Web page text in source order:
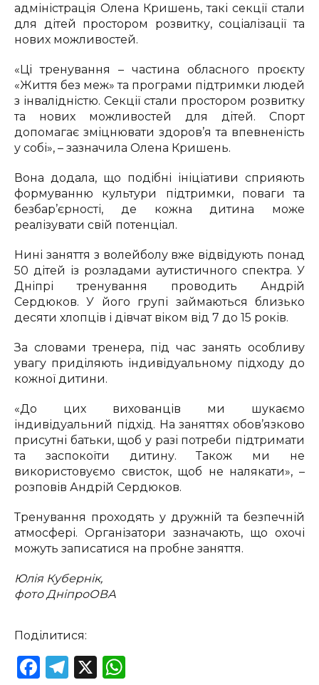
адміністрація Олена Кришень, такі секції стали
для дітей простором розвитку, соціалізації та
нових можливостей.
«Ці тренування – частина обласного проєкту
«Життя без меж» та програми підтримки людей
з інвалідністю. Секції стали простором розвитку
та нових можливостей для дітей. Спорт
допомагає зміцнювати здоров’я та впевненість
у собі», – зазначила Олена Кришень.
Вона додала, що подібні ініціативи сприяють
формуванню культури підтримки, поваги та
безбар’єрності, де кожна дитина може
реалізувати свій потенціал.
Нині заняття з волейболу вже відвідують понад
50 дітей із розладами аутистичного спектра. У
Дніпрі тренування проводить Андрій
Сердюков. У його групі займаються близько
десяти хлопців і дівчат віком від 7 до 15 років.
За словами тренера, під час занять особливу
увагу приділяють індивідуальному підходу до
кожної дитини.
«До цих вихованців ми шукаємо
індивідуальний підхід. На заняттях обов’язково
присутні батьки, щоб у разі потреби підтримати
та заспокоїти дитину. Також ми не
використовуємо свисток, щоб не налякати», –
розповів Андрій Сердюков.
Тренування проходять у дружній та безпечній
атмосфері. Організатори зазначають, що охочі
можуть записатися на пробне заняття.
Юлія Кубернік,
фото ДніпроОВА
Поділитися:
Facebook
Telegram
X